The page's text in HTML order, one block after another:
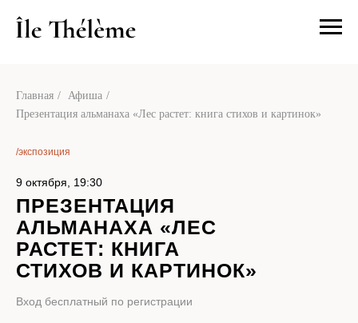
Главная / Афиша /
Презентация альманаха «Лес растет: книга стихов и картинок»
/экспозиция
9 октября, 19:30
Вход бесплатный по регистрации
ПРЕЗЕНТАЦИЯ
АЛЬМАНАХА «ЛЕС
РАСТЕТ: КНИГА
СТИХОВ И КАРТИНОК»